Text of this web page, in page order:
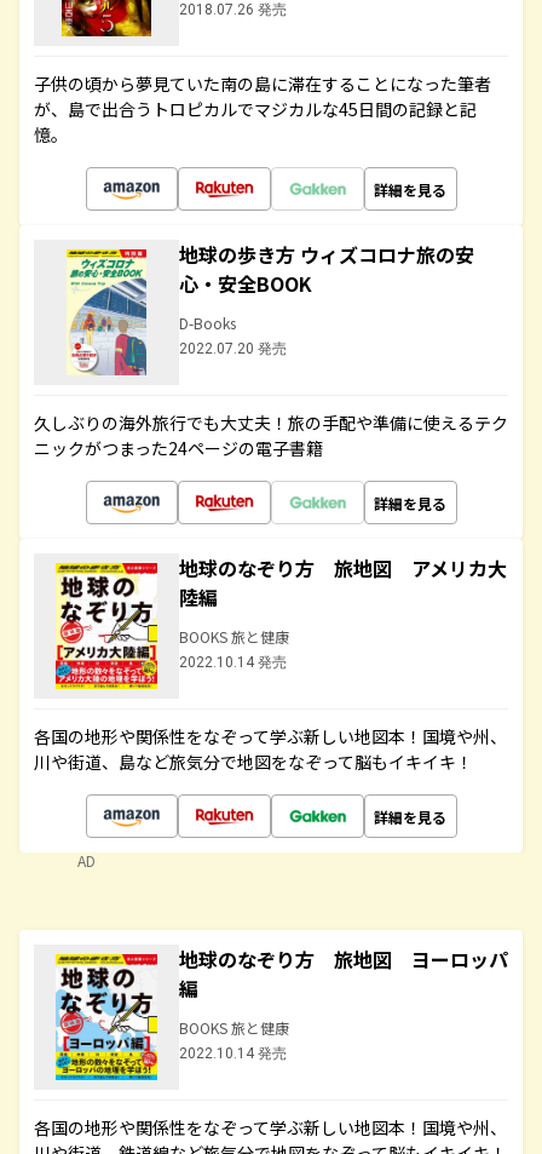
2018.07.26 発売
子供の頃から夢見ていた南の島に滞在することになった筆者
が、島で出合うトロピカルでマジカルな45日間の記録と記
憶。
詳細を見る
地球の歩き方 ウィズコロナ旅の安
心・安全BOOK
D-Books
2022.07.20 発売
久しぶりの海外旅行でも大丈夫！旅の手配や準備に使えるテク
ニックがつまった24ページの電子書籍
詳細を見る
地球のなぞり方 旅地図 アメリカ大
陸編
BOOKS 旅と健康
2022.10.14 発売
各国の地形や関係性をなぞって学ぶ新しい地図本！国境や州、
川や街道、島など旅気分で地図をなぞって脳もイキイキ！
詳細を見る
AD
地球のなぞり方 旅地図 ヨーロッパ
編
BOOKS 旅と健康
2022.10.14 発売
各国の地形や関係性をなぞって学ぶ新しい地図本！国境や州、